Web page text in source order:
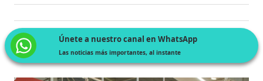
Únete a nuestro canal en WhatsApp
Las noticias más importantes, al instante